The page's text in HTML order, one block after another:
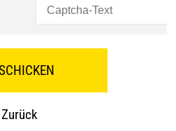
Zurück